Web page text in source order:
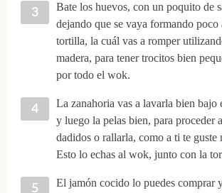
Bate los huevos, con un poquito de
dejando que se vaya formando poco
tortilla, la cuál vas a romper
madera, para tener trocitos bien
por todo el wok.
La zanahoria vas a lavarla bien bajo
y luego la pelas bien, para proceder
dadidos o rallarla, como a ti te guste
Esto lo echas al wok, junto con la
El jamón cocido lo puedes comprar